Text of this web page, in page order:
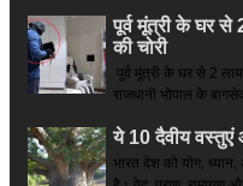
पूर्व मूंत्री के घर से
की चोरी
पूर्व मूंत्री के घर से 2
राजधानी भोपाल के
ये 10 दैवीय वस्तुएं
भारत देश को योग, ध्यान,